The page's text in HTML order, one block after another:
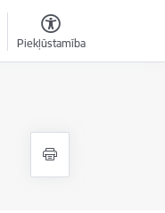
Piekļūstamība